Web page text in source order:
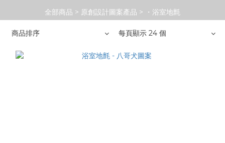
全部商品 > 原創設計圖案產品 > ・浴室地氈
商品排序 每頁顯示 24 個